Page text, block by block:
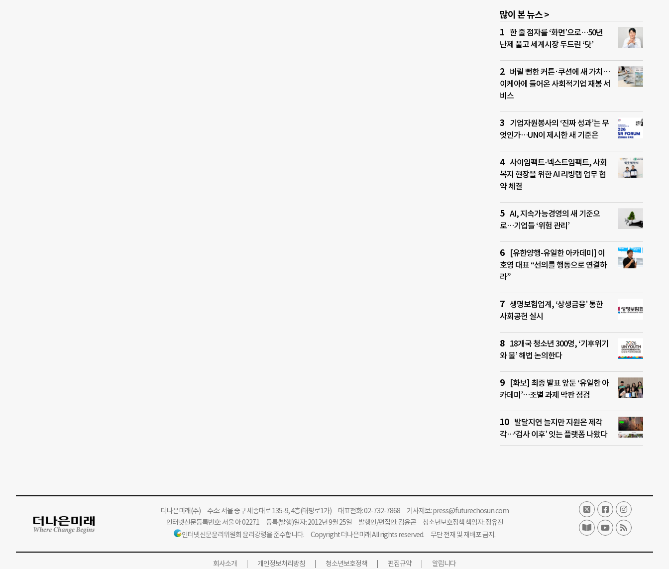
많이 본 뉴스 >
한 줄 점자를 ‘화면’으로…50년
난제 풀고 세계시장 두드린 ‘닷’
버릴 뻔한 커튼·쿠션에 새 가치…
이케아에 들어온 사회적기업 재봉 서
비스
기업자원봉사의 ‘진짜 성과’는 무
엇인가…UN이 제시한 새 기준은
사이임팩트-넥스트임팩트, 사회
복지 현장을 위한 AI 리빙랩 업무 협
약 체결
AI, 지속가능경영의 새 기준으
로…기업들 ‘위험 관리’
[유한양행-유일한 아카데미] 이
호영 대표 “선의를 행동으로 연결하
라”
생명보험업계, ‘상생금융’ 통한
사회공헌 실시
18개국 청소년 300명, ‘기후위기
와 물’ 해법 논의한다
[화보] 최종 발표 앞둔 ‘유일한 아
카데미’…조별 과제 막판 점검
발달지연 늘지만 지원은 제각
각…‘검사 이후’ 잇는 플랫폼 나왔다
더나은미래(주)주소: 서울 중구 세종대로 135-9, 4층(태평로1가) 대표전화: 02-732-7868 기사제보:press@futurechosun.com
인터넷신문등록번호: 서울 아 02271 등록(발행)일자: 2012년 9월 25일 발행인/편집인: 김윤곤 청소년보호정책 책임자: 정유진
인터넷신문윤리위원회 윤리강령을 준수합니다. Copyright 더나은미래 All rights reserved. 무단 전재 및 재배포 금지.
회사소개 개인정보처리방침 청소년보호정책 편집규약 알립니다